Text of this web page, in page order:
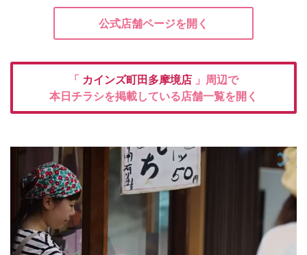
公式店舗ページを開く
「 カインズ町田多摩境店 」周辺で
本日チラシを掲載している店舗一覧を開く